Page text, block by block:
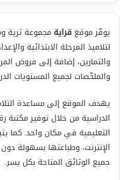
يوفّر موقع قرايةمجموعة ثرية
لتلاميذ المرحلة الابتدائية
والتمارين، إضافة إلى فروض
والملخّصات لجميع المستويات
يهدف الموقع إلى مساعدة
الدراسية من خلال توفير مكتبة
التعليمية في مكان واحد. كما
الإنترنت، وطباعتها بسهولة
جميع الوثائق المتاحة بكل يسر.